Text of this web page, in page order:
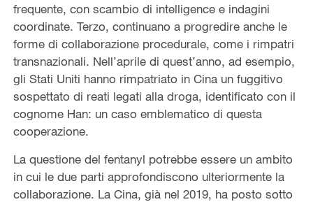
frequente, con scambio di intelligence e indagini
coordinate. Terzo, continuano a progredire anche le
forme di collaborazione procedurale, come i rimpatri
transnazionali. Nell’aprile di quest’anno, ad esempio,
gli Stati Uniti hanno rimpatriato in Cina un fuggitivo
sospettato di reati legati alla droga, identificato con il
cognome Han: un caso emblematico di questa
cooperazione.
La questione del fentanyl potrebbe essere un ambito
in cui le due parti approfondiscono ulteriormente la
collaborazione. La Cina, già nel 2019, ha posto sotto